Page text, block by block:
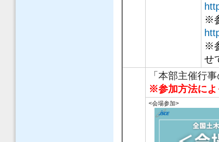
※
※
せ
「本部主催行
※参加方法によ
<会場参加>